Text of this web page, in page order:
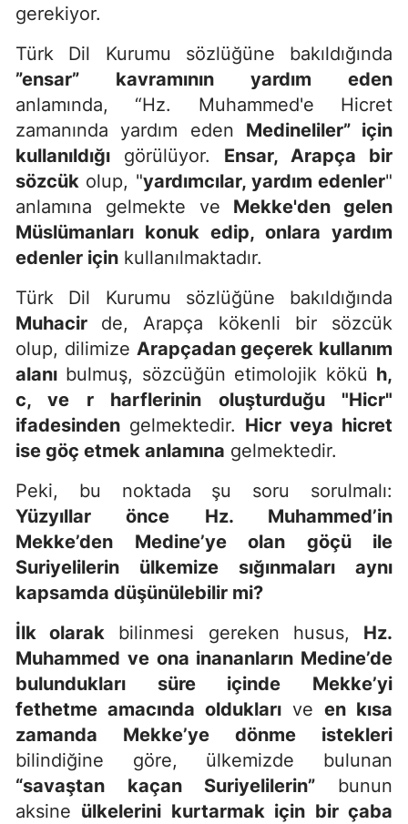
gerekiyor.
Türk Dil Kurumu sözlüğüne bakıldığında
”ensar” kavramının yardım eden
anlamında, “Hz. Muhammed'e Hicret
zamanında yardım eden Medineliler” için
kullanıldığı görülüyor. Ensar, Arapça bir
sözcük olup, "yardımcılar, yardım edenler"
anlamına gelmekte ve Mekke'den gelen
Müslümanları konuk edip, onlara yardım
edenler için kullanılmaktadır.
Türk Dil Kurumu sözlüğüne bakıldığında
Muhacir de, Arapça kökenli bir sözcük
olup, dilimize Arapçadan geçerek kullanım
alanı bulmuş, sözcüğün etimolojik kökü h,
c, ve r harflerinin oluşturduğu "Hicr"
ifadesinden gelmektedir. Hicr veya hicret
ise göç etmek anlamına gelmektedir.
Peki, bu noktada şu soru sorulmalı:
Yüzyıllar önce Hz. Muhammed’in
Mekke’den Medine’ye olan göçü ile
Suriyelilerin ülkemize sığınmaları aynı
kapsamda düşünülebilir mi?
İlk olarak bilinmesi gereken husus, Hz.
Muhammed ve ona inananların Medine’de
bulundukları süre içinde Mekke’yi
fethetme amacında oldukları ve en kısa
zamanda Mekke’ye dönme istekleri
bilindiğine göre, ülkemizde bulunan
“savaştan kaçan Suriyelilerin” bunun
aksine ülkelerini kurtarmak için bir çaba